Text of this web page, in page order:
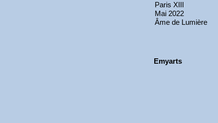
Paris XIII
Mai 2022
Âme de Lumière
Emyarts